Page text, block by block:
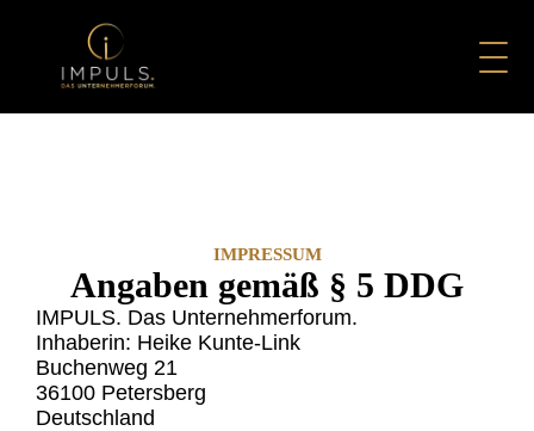
IMPRESSUM
Angaben gemäß § 5 DDG
IMPULS. Das Unternehmerforum.
Inhaberin: Heike Kunte-Link
Buchenweg 21
36100 Petersberg
Deutschland